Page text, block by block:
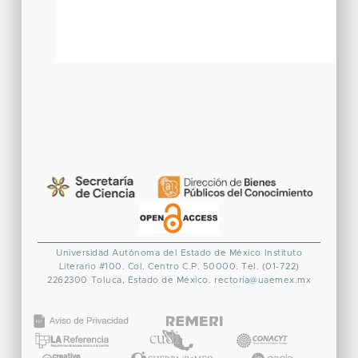
Universidad Autónoma del Estado de México
Instituto
Literario #100. Col. Centro C.P. 50000. Tel. (01-722)
2262300 Toluca, Estado de México. rectoria@uaemex.mx